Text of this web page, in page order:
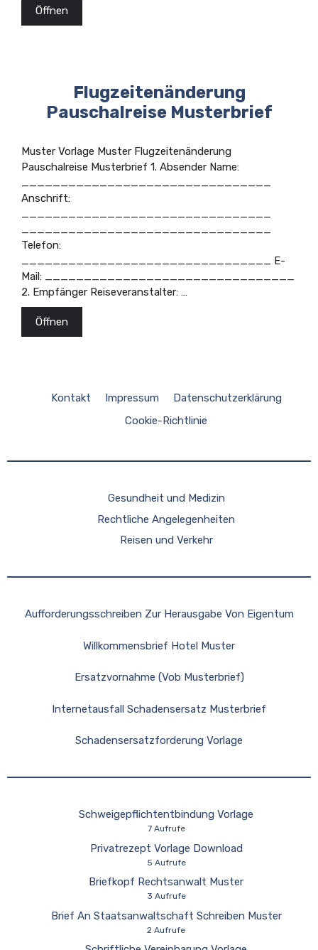
Öffnen
Flugzeitenänderung
Pauschalreise Musterbrief
Muster Vorlage Muster Flugzeitenänderung
Pauschalreise Musterbrief 1. Absender Name:
________________________________
Anschrift:
________________________________
________________________________
Telefon:
________________________________ E-
Mail: ________________________________
2. Empfänger Reiseveranstalter: …
Öffnen
Kontakt Impressum
Datenschutzerklärung
Cookie-Richtlinie
Gesundheit und Medizin
Rechtliche Angelegenheiten
Reisen und Verkehr
Aufforderungsschreiben Zur Herausgabe Von Eigentum
Willkommensbrief Hotel Muster
Ersatzvornahme (Vob Musterbrief)
Internetausfall Schadensersatz Musterbrief
Schadensersatzforderung Vorlage
Schweigepflichtentbindung Vorlage
7 Aufrufe
Privatrezept Vorlage Download
5 Aufrufe
Briefkopf Rechtsanwalt Muster
3 Aufrufe
Brief An Staatsanwaltschaft Schreiben Muster
2 Aufrufe